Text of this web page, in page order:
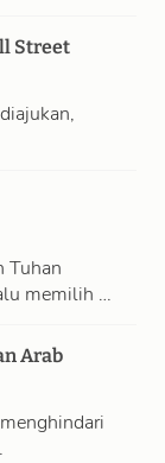
Street
Tuhan
memilih …
Arab